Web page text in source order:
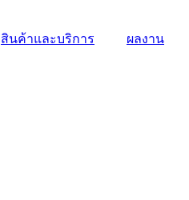
สินค้าและบริการ ผลงาน